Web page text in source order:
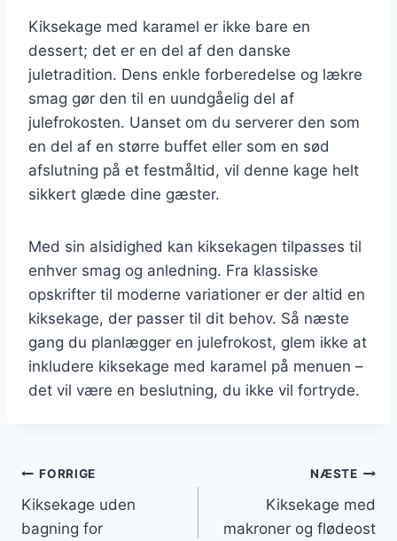
Kiksekage med karamel er ikke bare en
dessert; det er en del af den danske
juletradition. Dens enkle forberedelse og lækre
smag gør den til en uundgåelig del af
julefrokosten. Uanset om du serverer den som
en del af en større buffet eller som en sød
afslutning på et festmåltid, vil denne kage helt
sikkert glæde dine gæster.
Med sin alsidighed kan kiksekagen tilpasses til
enhver smag og anledning. Fra klassiske
opskrifter til moderne variationer er der altid en
kiksekage, der passer til dit behov. Så næste
gang du planlægger en julefrokost, glem ikke at
inkludere kiksekage med karamel på menuen –
det vil være en beslutning, du ikke vil fortryde.
Indlægsnavigation
FORRIGE
Kiksekage uden
bagning for
NÆSTE
Kiksekage med
makroner og flødeost